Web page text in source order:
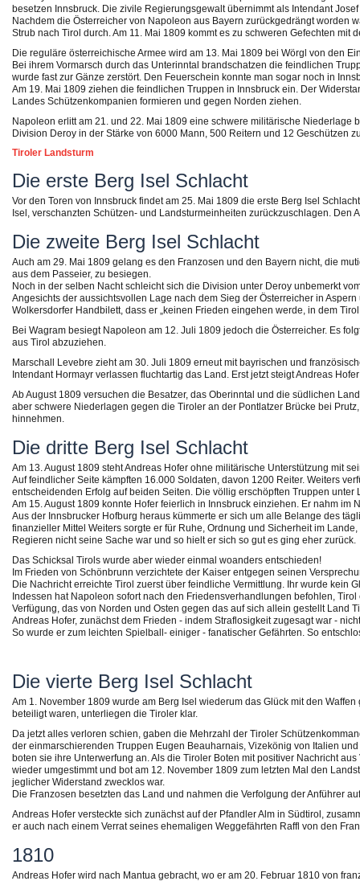
besetzen Innsbruck. Die zivile Regierungsgewalt übernimmt als Intendant Josef
Nachdem die Österreicher von Napoleon aus Bayern zurückgedrängt worden
Strub nach Tirol durch. Am 11. Mai 1809 kommt es zu schweren Gefechten mit
Die reguläre österreichische Armee wird am 13. Mai 1809 bei Wörgl von den
Bei ihrem Vormarsch durch das Unterinntal brandschatzen die feindlichen
wurde fast zur Gänze zerstört. Den Feuerschein konnte man sogar noch in
Am 19. Mai 1809 ziehen die feindlichen Truppen in Innsbruck ein. Der
Landes Schützenkompanien formieren und gegen Norden ziehen.
Napoleon erlitt am 21. und 22. Mai 1809 eine schwere militärische
Division Deroy in der Stärke von 6000 Mann, 500 Reitern und 12 Geschützen
Tiroler Landsturm
Die erste Berg Isel Schlacht
Vor den Toren von Innsbruck findet am 25. Mai 1809 die erste Berg Isel
Isel, verschanzten Schützen- und Landsturmeinheiten zurückzuschlagen.
Die zweite Berg Isel Schlacht
Auch am 29. Mai 1809 gelang es den Franzosen und den Bayern nicht, die
aus dem Passeier, zu besiegen.
Noch in der selben Nacht schleicht sich die Division unter Deroy unbemerkt
Angesichts der aussichtsvollen Lage nach dem Sieg der Österreicher in
Wolkersdorfer Handbilett, dass er „keinen Frieden eingehen werde, in dem
Bei Wagram besiegt Napoleon am 12. Juli 1809 jedoch die Österreicher. Es
aus Tirol abzuziehen.
Marschall Levebre zieht am 30. Juli 1809 erneut mit bayrischen und
Intendant Hormayr verlassen fluchtartig das Land. Erst jetzt steigt Andreas
Ab August 1809 versuchen die Besatzer, das Oberinntal und die südlichen
aber schwere Niederlagen gegen die Tiroler an der Pontlatzer Brücke bei
hinnehmen.
Die dritte Berg Isel Schlacht
Am 13. August 1809 steht Andreas Hofer ohne militärische Unterstützung mit
Auf feindlicher Seite kämpften 16.000 Soldaten, davon 1200 Reiter. Weiters
entscheidenden Erfolg auf beiden Seiten. Die völlig erschöpften Truppen
Am 15. August 1809 konnte Hofer feierlich in Innsbruck einziehen. Er nahm
Aus der Innsbrucker Hofburg heraus kümmerte er sich um alle Belange des
finanzieller Mittel Weiters sorgte er für Ruhe, Ordnung und Sicherheit im
Regieren nicht seine Sache war und so hielt er sich so gut es ging eher zurück.
Das Schicksal Tirols wurde aber wieder einmal woanders entschieden!
Im Frieden von Schönbrunn verzichtete der Kaiser entgegen seinen
Die Nachricht erreichte Tirol zuerst über feindliche Vermittlung. Ihr wurde kein
Indessen hat Napoleon sofort nach den Friedensverhandlungen befohlen,
Verfügung, das von Norden und Osten gegen das auf sich allein gestellt Land
Andreas Hofer, zunächst dem Frieden - indem Straflosigkeit zugesagt war -
So wurde er zum leichten Spielball- einiger - fanatischer Gefährten. So
Die vierte Berg Isel Schlacht
Am 1. November 1809 wurde am Berg Isel wiederum das Glück mit den
beteiligt waren, unterliegen die Tiroler klar.
Da jetzt alles verloren schien, gaben die Mehrzahl der Tiroler
der einmarschierenden Truppen Eugen Beauharnais, Vizekönig von Italien
boten sie ihre Unterwerfung an. Als die Tiroler Boten mit positiver Nachricht
wieder umgestimmt und bot am 12. November 1809 zum letzten Mal den
jeglicher Widerstand zwecklos war.
Die Franzosen besetzten das Land und nahmen die Verfolgung der Anführer
Andreas Hofer versteckte sich zunächst auf der Pfandler Alm in Südtirol,
er auch nach einem Verrat seines ehemaligen Weggefährten Raffl von den
1810
Andreas Hofer wird nach Mantua gebracht, wo er am 20. Februar 1810 von